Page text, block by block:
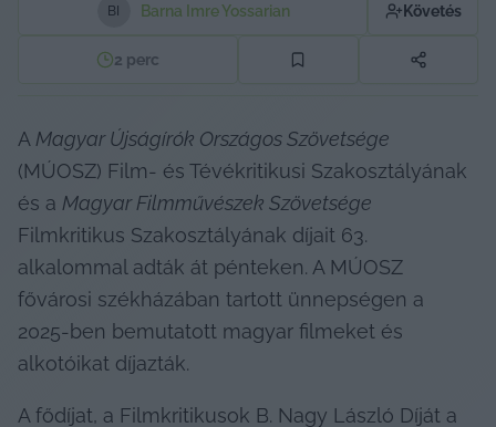
B Barna Imre Yossarian Követés
2 perc
A Magyar Újságírók Országos Szövetsége
(MÚOSZ) Film- és Tévékritikusi Szakosztályának
és a Magyar Filmművészek Szövetsége
Filmkritikus Szakosztályának díjait 63.
alkalommal adták át pénteken. A MÚOSZ
fővárosi székházában tartott ünnepségen a
2025-ben bemutatott magyar filmeket és
alkotóikat díjazták.